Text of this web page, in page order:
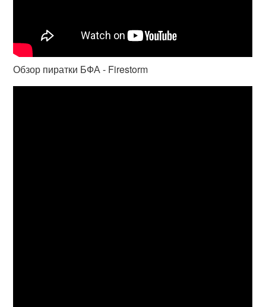
Обзор пиратки БФА - Firestorm